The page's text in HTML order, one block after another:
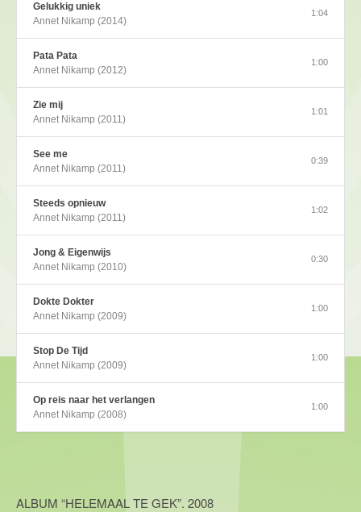
Gelukkig uniek
Annet Nikamp (2014)
1:04
Pata Pata
Annet Nikamp (2012)
1:00
Zie mij
Annet Nikamp (2011)
1:01
See me
Annet Nikamp (2011)
0:39
Steeds opnieuw
Annet Nikamp (2011)
1:02
Jong & Eigenwijs
Annet Nikamp (2010)
0:30
Dokte Dokter
Annet Nikamp (2009)
1:00
Stop De Tijd
Annet Nikamp (2009)
1:00
Op reis naar het verlangen
Annet Nikamp (2008)
1:00
ALBUM “HELEMAAL TE GEK”. 2008